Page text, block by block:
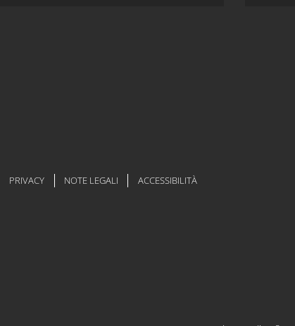
PRIVACY NOTE LEGALI ACCESSIBILITÀ